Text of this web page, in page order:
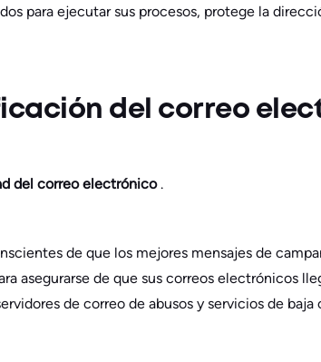
para ejecutar sus procesos, protege la
del correo
del correo electrónico .
de que los mejores mensajes de
asegurarse de que sus correos
de correo de abusos y servicios de baja